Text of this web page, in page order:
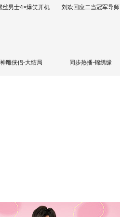
丝男士4>爆笑开机 刘欢回应二当冠军导师
神雕侠侣-大结局 同步热播-锦绣缘